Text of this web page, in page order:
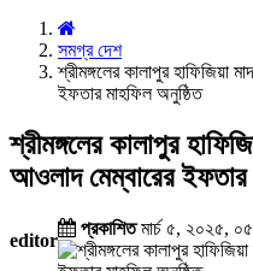
সমগ্র দেশ
শ্রীমঙ্গলের কালাপুর হাফিজিয়া
ইফতার মাহফিল অনুষ্ঠিত
শ্রীমঙ্গলের কালাপুর
আওলাদ মেম্বারের ইফতার
editor
প্রকাশিতমার্চ ৫, ২০২৫,